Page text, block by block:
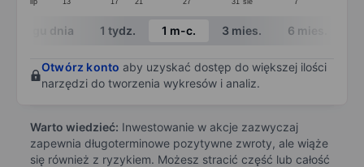
End of interactive chart.
W ciągu dnia 1 tydz. 1 m-c. 3 mies. 6 mies.
Otwórz konto aby uzyskać dostęp do większej ilości
narzędzi do tworzenia wykresów i analiz.
Warto wiedzieć: Inwestowanie w akcje zazwyczaj
zapewnia długoterminowe pozytywne zwroty, ale wiąże
się również z ryzykiem. Możesz stracić część lub całość